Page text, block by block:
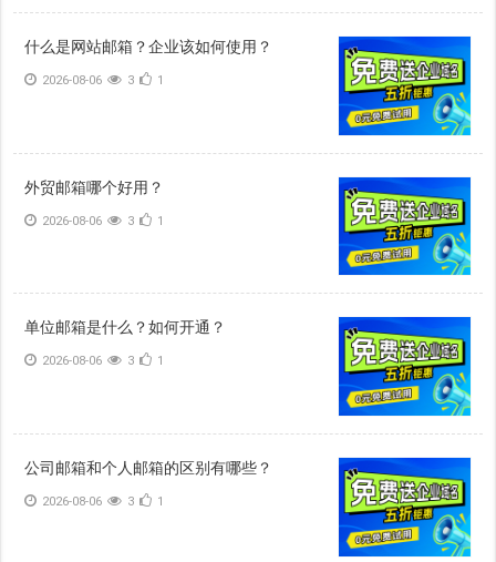
什么是网站邮箱？企业该如何使用？
2026-08-06 3 1
外贸邮箱哪个好用？
2026-08-06 3 1
单位邮箱是什么？如何开通？
2026-08-06 3 1
公司邮箱和个人邮箱的区别有哪些？
2026-08-06 3 1